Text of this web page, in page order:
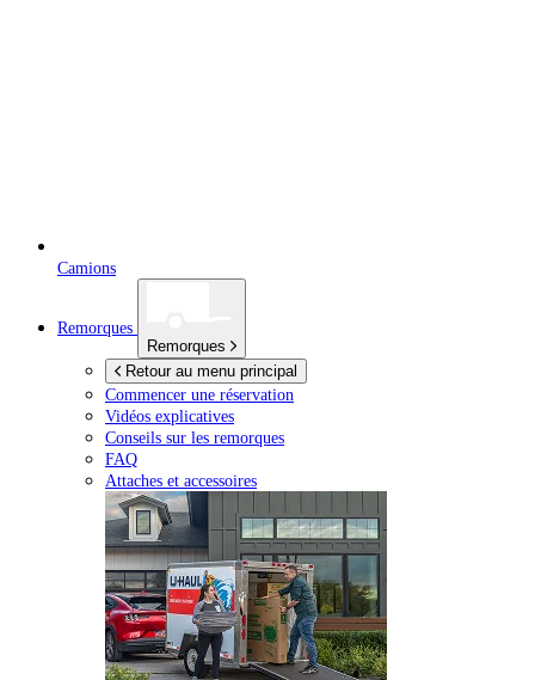
Camions
Remorques
Remorques
Retour au menu principal
Commencer une réservation
Vidéos explicatives
Conseils sur les remorques
FAQ
Attaches et accessoires